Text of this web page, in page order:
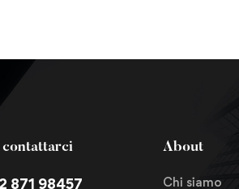
contattarci
871 98457
About
Chi siamo